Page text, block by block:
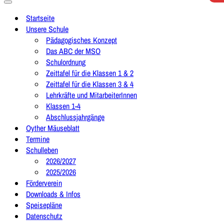
Navigationsmenü
Startseite
Unsere Schule
Pädagogisches Konzept
Das ABC der MSO
Schulordnung
Zeittafel für die Klassen 1 & 2
Zeittafel für die Klassen 3 & 4
Lehrkräfte und MitarbeiterInnen
Klassen 1-4
Abschlussjahrgänge
Oyther Mäuseblatt
Termine
Schulleben
2026/2027
2025/2026
Förderverein
Downloads & Infos
Speisepläne
Datenschutz